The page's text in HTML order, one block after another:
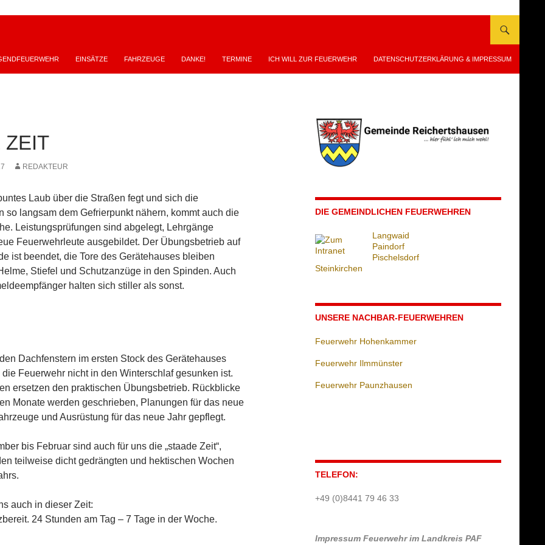
EINSÄTZE FAHRZEUGE DANKE! TERMINE ICH WILL ZUR FEUERWEHR DATENSCHUTZERKLÄRUNG & IMPRESSUM
ZEIT
REDAKTEUR
Laub über die Straßen fegt und sich die
so langsam dem Gefrierpunkt nähern, kommt auch die
Leistungsprüfungen sind abgelegt, Lehrgänge
Feuerwehrleute ausgebildet. Der Übungsbetrieb auf
ist beendet, die Tore des Gerätehauses bleiben
Stiefel und Schutzanzüge in den Spinden. Auch
halten sich stiller als sonst.
Dachfenstern im ersten Stock des Gerätehauses
Feuerwehr nicht in den Winterschlaf gesunken ist.
ersetzen den praktischen Übungsbetrieb. Rückblicke
Monate werden geschrieben, Planungen für das neue
und Ausrüstung für das neue Jahr gepflegt.
bis Februar sind auch für uns die „staade Zeit“,
teilweise dicht gedrängten und hektischen Wochen
auch in dieser Zeit:
24 Stunden am Tag – 7 Tage in der Woche.
DIE GEMEINDLICHEN FEUERWEHREN
Langwaid
Paindorf
Pischelsdorf
Steinkirchen
UNSERE NACHBAR-FEUERWEHREN
Feuerwehr Hohenkammer
Feuerwehr Ilmmünster
Feuerwehr Paunzhausen
TELEFON:
+49 (0)8441 79 46 33
Impressum Feuerwehr im Landkreis PAF